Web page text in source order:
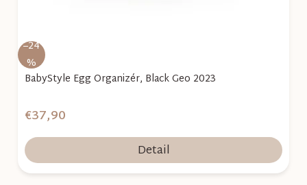
–24
%
BabyStyle Egg Organizér, Black Geo 2023
€37,90
Detail